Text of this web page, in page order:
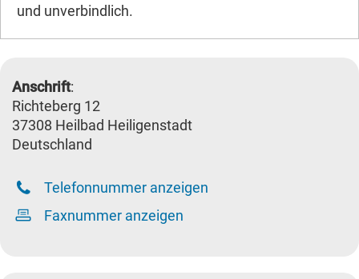
und unverbindlich.
Anschrift:
Richteberg 12
37308 Heilbad Heiligenstadt
Deutschland
Telefonnummer anzeigen
Faxnummer anzeigen